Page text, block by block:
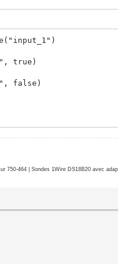
true)
false)
750-464 | Sondes 1Wire DS18B20 avec